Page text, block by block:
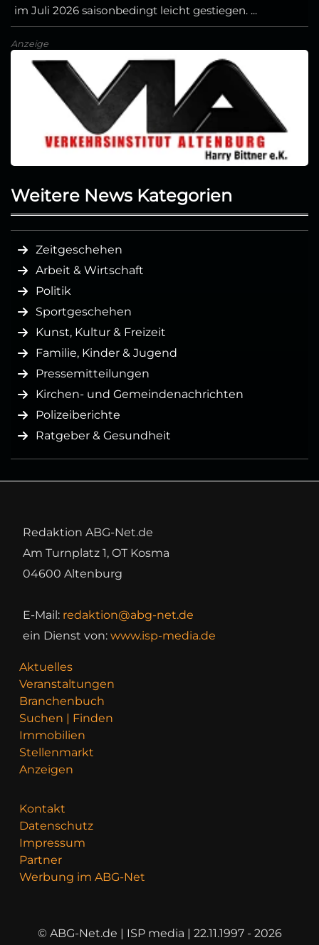
im Juli 2026 saisonbedingt leicht gestiegen. ...
Anzeige
Weitere News Kategorien
Zeitgeschehen
Arbeit & Wirtschaft
Politik
Sportgeschehen
Kunst, Kultur & Freizeit
Familie, Kinder & Jugend
Pressemitteilungen
Kirchen- und Gemeindenachrichten
Polizeiberichte
Ratgeber & Gesundheit
Redaktion ABG-Net.de
Am Turnplatz 1, OT Kosma
04600 Altenburg
E-Mail: redaktion@abg-net.de
ein Dienst von: www.isp-media.de
Aktuelles
Veranstaltungen
Branchenbuch
Suchen | Finden
Immobilien
Stellenmarkt
Anzeigen
Kontakt
Datenschutz
Impressum
Partner
Werbung im ABG-Net
© ABG-Net.de | ISP media | 22.11.1997 - 2026